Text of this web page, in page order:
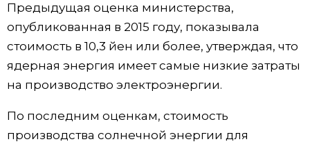
Технологии
Токио
Предыдущая оценка министерства,
опубликованная в 2015 году, показывала
стоимость в 10,3 йен или более, утверждая, что
ядерная энергия имеет самые низкие затраты
на производство электроэнергии.
По последним оценкам, стоимость
производства солнечной энергии для